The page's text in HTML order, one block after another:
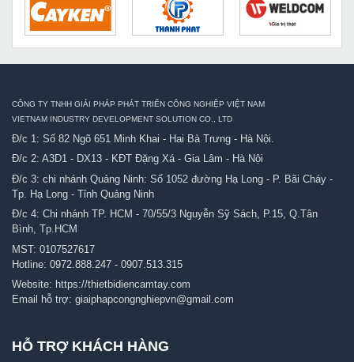
CÔNG TY TNHH GIẢI PHÁP PHÁT TRIỂN CÔNG NGHIỆP VIỆT NAM
VIETNAM INDUSTRY DEVELOPMENT SOLUTION CO., LTD
Đ/c 1: Số 82 Ngõ 651 Minh Khai - Hai Bà Trưng - Hà Nội.
Đ/c 2: A3D1 - DX13 - KĐT Đặng Xá - Gia Lâm - Hà Nội
Đ/c 3: chi nhánh Quảng Ninh: Số 1052 đường Hạ Long - P. Bãi Cháy -
Tp. Hạ Long - Tỉnh Quảng Ninh
Đ/c 4: Chi nhánh TP. HCM - 70/55/3 Nguyễn Sỹ Sách, P.15, Q.Tân
Bình, Tp.HCM
MST: 0107527617
Hotline: 0972.888.247 - 0907.513.315
Website: https://thietbidiencamtay.com
Email hỗ trợ: giaiphapcongnghiepvn@gmail.com
HỖ TRỢ KHÁCH HÀNG